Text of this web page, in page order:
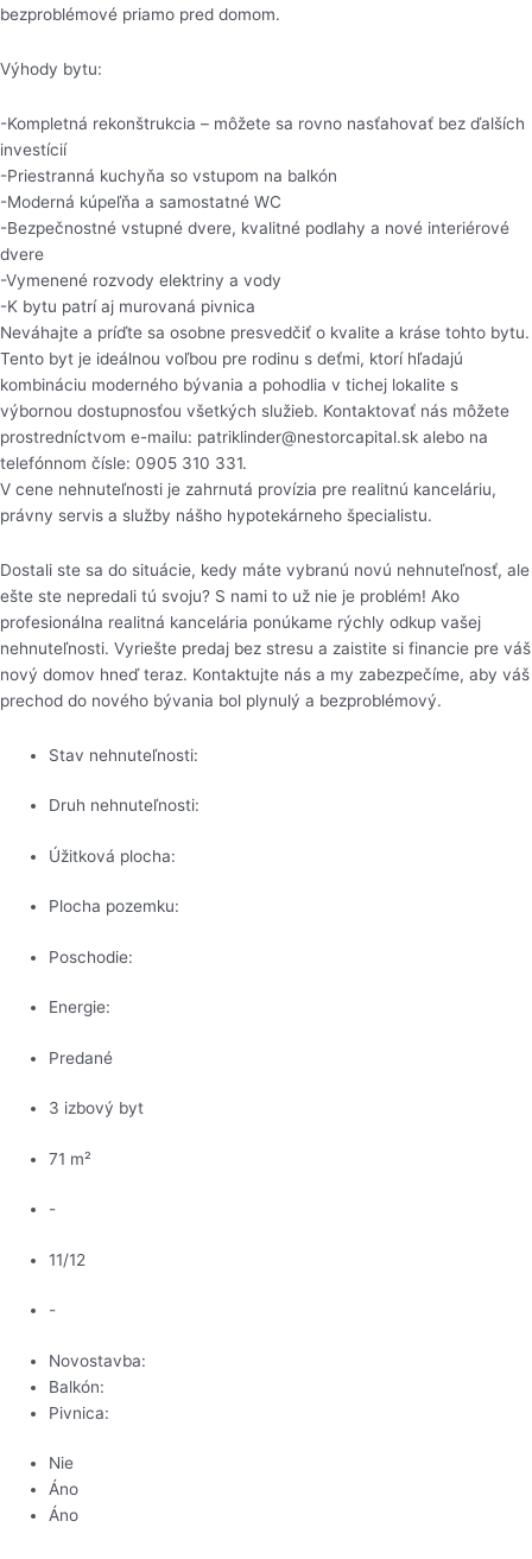
bezproblémové priamo pred domom.
Výhody bytu:
-Kompletná rekonštrukcia – môžete sa rovno nasťahovať bez ďalších
investícií
-Priestranná kuchyňa so vstupom na balkón
-Moderná kúpeľňa a samostatné WC
-Bezpečnostné vstupné dvere, kvalitné podlahy a nové interiérové
dvere
-Vymenené rozvody elektriny a vody
-K bytu patrí aj murovaná pivnica
Neváhajte a príďte sa osobne presvedčiť o kvalite a kráse tohto bytu.
Tento byt je ideálnou voľbou pre rodinu s deťmi, ktorí hľadajú
kombináciu moderného bývania a pohodlia v tichej lokalite s
výbornou dostupnosťou všetkých služieb. Kontaktovať nás môžete
prostredníctvom e-mailu: patriklinder@nestorcapital.sk alebo na
telefónnom čísle: 0905 310 331.
V cene nehnuteľnosti je zahrnutá provízia pre realitnú kanceláriu,
právny servis a služby nášho hypotekárneho špecialistu.
Dostali ste sa do situácie, kedy máte vybranú novú nehnuteľnosť, ale
ešte ste nepredali tú svoju? S nami to už nie je problém! Ako
profesionálna realitná kancelária ponúkame rýchly odkup vašej
nehnuteľnosti. Vyriešte predaj bez stresu a zaistite si financie pre váš
nový domov hneď teraz. Kontaktujte nás a my zabezpečíme, aby váš
prechod do nového bývania bol plynulý a bezproblémový.
Stav nehnuteľnosti:
Druh nehnuteľnosti:
Úžitková plocha:
Plocha pozemku:
Poschodie:
Energie:
Predané
3 izbový byt
71 m²
-
11/12
-
Novostavba:
Balkón:
Pivnica:
Nie
Áno
Áno